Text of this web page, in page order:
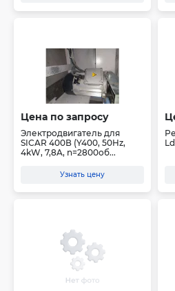
Цена по запросу
Электродвигатель для
SICAR 400В (Y400, 50Hz,
4kW, 7,8A, n=2800об...
Узнать цену